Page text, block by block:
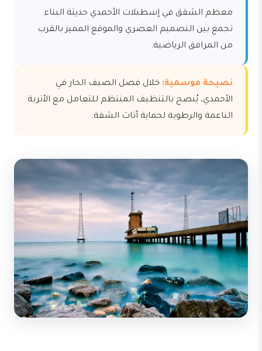
معظم الشقق في إسطبلات الأحمدي حديثة البناء
تجمع بين التصميم العصري والموقع المميز بالقرب
من المرافق الرياضية.
نصيحة موسمية: خلال فصل الصيف الحار في
الأحمدي، يُنصح بالتنظيف المنتظم للتعامل مع الأتربة
الناعمة والرطوبة لحماية أثاث الشقة.